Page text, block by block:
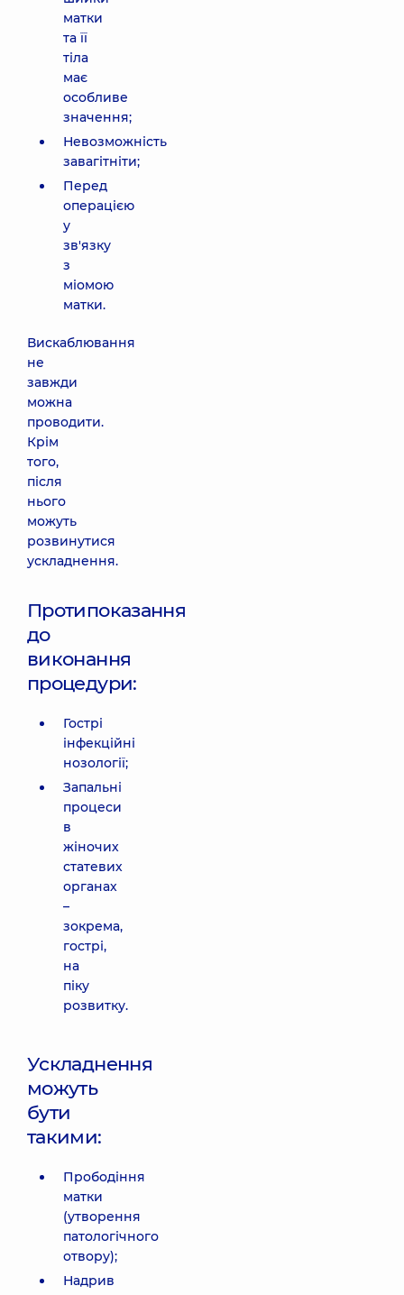
матки
та її
тіла
має
особливе
значення;
Невозможність
завагітніти;
Перед
операцією
у
зв'язку
з
міомою
матки.
Вискаблювання
не
завжди
можна
проводити.
Крім
того,
після
нього
можуть
розвинутися
ускладнення.
Протипоказання
до
виконання
процедури:
Гострі
інфекційні
нозології;
Запальні
процеси
в
жіночих
статевих
органах
–
зокрема,
гострі,
на
піку
розвитку.
Ускладнення
можуть
бути
такими:
Прободіння
матки
(утворення
патологічного
отвору);
Надрив